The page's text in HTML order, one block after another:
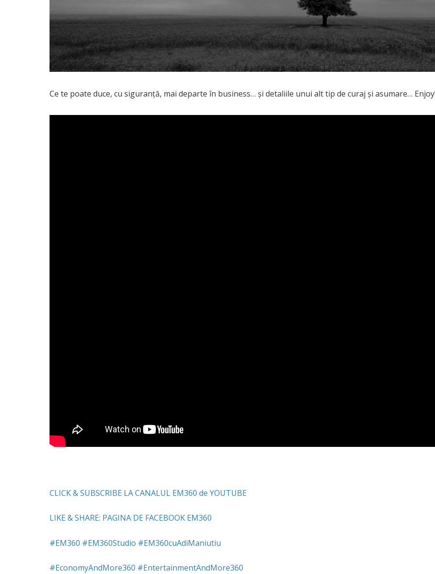
Ce te poate duce, cu siguranță, mai departe în business… și detaliile unui alt tip de curaj și asumare…
CLICK & SUBSCRIBE LA CANALUL EM360 de YOUTUBE
LIKE & SHARE: PAGINA DE FACEBOOK EM360
#EM360 #EM360Studio #EM360cuAdiManiutiu
#EconomyAndMore360 #EntertainmentAndMore360